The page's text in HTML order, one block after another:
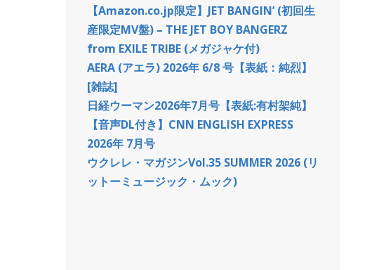
【Amazon.co.jp限定】JET BANGIN’ (初回生
産限定MV盤) – THE JET BOY BANGERZ
from EXILE TRIBE (メガジャケ付)
AERA (アエラ) 2026年 6/8 号【表紙：純烈】
[雑誌]
日経ウーマン2026年7月号【表紙:有村架純】
【音声DL付き】CNN ENGLISH EXPRESS
2026年 7月号
ウクレレ・マガジンVol.35 SUMMER 2026 (リ
ットーミュージック・ムック)